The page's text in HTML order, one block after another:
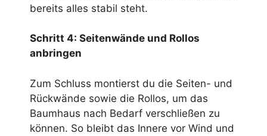
bereits alles stabil steht.
Schritt 4: Seitenwände und Rollos
anbringen
Zum Schluss montierst du die Seiten- und
Rückwände sowie die Rollos, um das
Baumhaus nach Bedarf verschließen zu
können. So bleibt das Innere vor Wind und